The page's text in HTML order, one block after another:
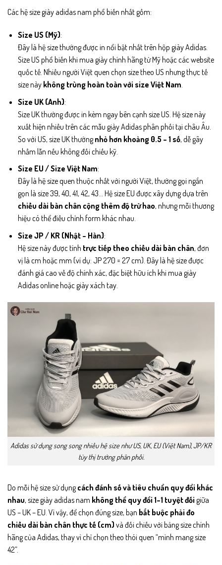
Các hệ size giày adidas nam phổ biến nhất gồm:
Size US (Mỹ):
Đây là hệ size thường được in nổi bật nhất trên hộp giày Adidas.
Size US phổ biến khi mua giày chính hãng từ Mỹ hoặc các website
quốc tế. Nhiều người Việt quen chọn size theo US nhưng thực tế
size này không trùng hoàn toàn với size Việt Nam
Size UK (Anh):
Size UK thường được in kèm ngay bên cạnh size US. Hệ size này
xuất hiện nhiều trên các mẫu giày Adidas phân phối tại châu Âu.
So với US, size UK thườngnhỏ hơn khoảng 0.5 – 1 số, dễ gây
nhầm lẫn nếu không đối chiếu kỹ.
Size EU / Size Việt Nam:
Đây là hệ size quen thuộc nhất với người Việt, thường gọi ngắn
gọn là size 39, 40, 41, 42, 43… Hệ size EU được xây dựng dựa trên
chiều dài bàn chân cộng thêm độ trừ hao, nhưng mỗi thương
hiệu có thể điều chỉnh form khác nhau.
Size JP / KR (Nhật – Hàn):
Hệ size này được tính trực tiếp theo chiều dài bàn chân, đơn
vị là cm hoặc mm (ví dụ: JP 270 = 27 cm). Đây là hệ size được
đánh giá cao về độ chính xác, đặc biệt hữu ích khi mua giày
Adidas online hoặc giày xách tay.
Adidas sử dụng song song nhiều hệ size như US, UK, EU (Việt Nam), JP/KR
tùy thị trường phân phối.
Do mỗi hệ size sử dụngcách đánh số và tiêu chuẩn quy đổi khác
nhau, size giày adidas nam không thể quy đổi 1–1 tuyệt đối giữa
US – UK – EU. Vì vậy, để chọn đúng size, bạn bắt buộc phải đo
chiều dài bàn chân thực tế (cm) và đối chiếu với bảng size chính
hãng của Adidas, thay vì chỉ chọn theo thói quen “mình mang size
42”.